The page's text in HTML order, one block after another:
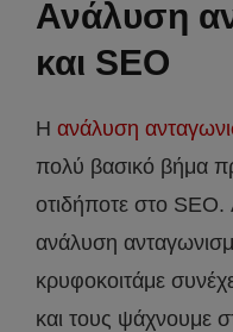
Ανάλυση
και SEO
Η ανάλυση
πολύ βασικό βήμα
οτιδήποτε στο
ανάλυση
κρυφοκοιτάμε
και τους ψάχνουμε